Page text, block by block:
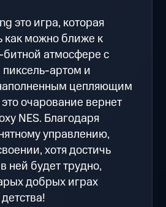
это игра, которая
как можно ближе к
атмосфере с
артом и
цепляющим
очарование вернет
NES. Благодаря
управлению,
хотя достичь
ней будет трудно,
добрых играх